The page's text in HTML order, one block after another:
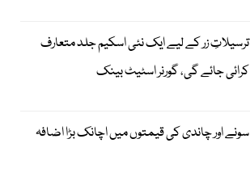
ترسیلاتِ زر کے لیے ایک نئی اسکیم جلد متعارف
کرائی جائے گی، گورنر اسٹیٹ بینک
سونے اور چاندی کی قیمتوں میں اچانک بڑا اضافہ